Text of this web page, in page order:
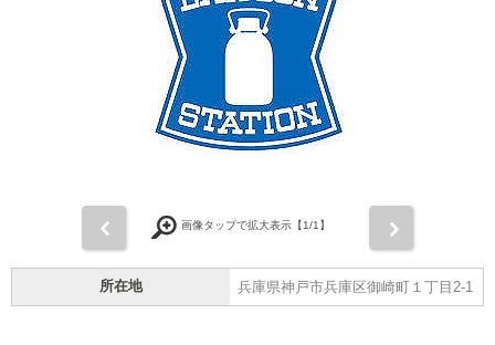
画像タップで拡大表示【1/1】
所在地 兵庫県神戸市兵庫区御崎町１丁目2-1